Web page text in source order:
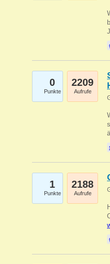
0
Punkte
2209
Aufrufe
1
Punkte
2188
Aufrufe